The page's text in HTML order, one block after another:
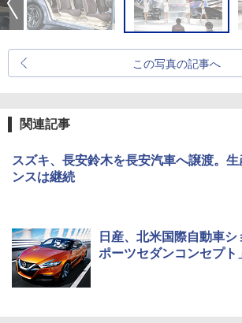
この写真の記事へ
関連記事
スズキ、長安鈴木を長安汽車へ譲渡。
ンスは継続
日産、北米国際自動車
ポーツセダンコンセプト